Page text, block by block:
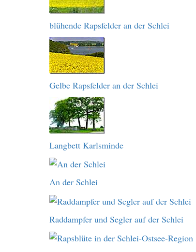
blühende Rapsfelder an der Schlei
Gelbe Rapsfelder an der Schlei
Langbett Karlsminde
An der Schlei
Raddampfer und Segler auf der Schlei